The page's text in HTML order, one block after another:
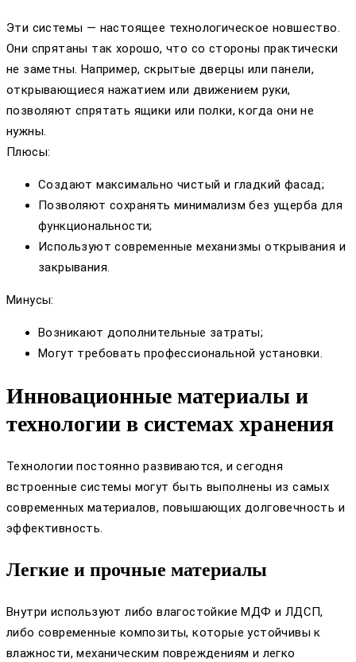
Эти системы — настоящее технологическое новшество.
Они спрятаны так хорошо, что со стороны практически
не заметны. Например, скрытые дверцы или панели,
открывающиеся нажатием или движением руки,
позволяют спрятать ящики или полки, когда они не
нужны.
Плюсы:
Создают максимально чистый и гладкий фасад;
Позволяют сохранять минимализм без ущерба для
функциональности;
Используют современные механизмы открывания и
закрывания.
Минусы:
Возникают дополнительные затраты;
Могут требовать профессиональной установки.
Инновационные материалы и
технологии в системах хранения
Технологии постоянно развиваются, и сегодня
встроенные системы могут быть выполнены из самых
современных материалов, повышающих долговечность и
эффективность.
Легкие и прочные материалы
Внутри используют либо влагостойкие МДФ и ЛДСП,
либо современные композиты, которые устойчивы к
влажности, механическим повреждениям и легко